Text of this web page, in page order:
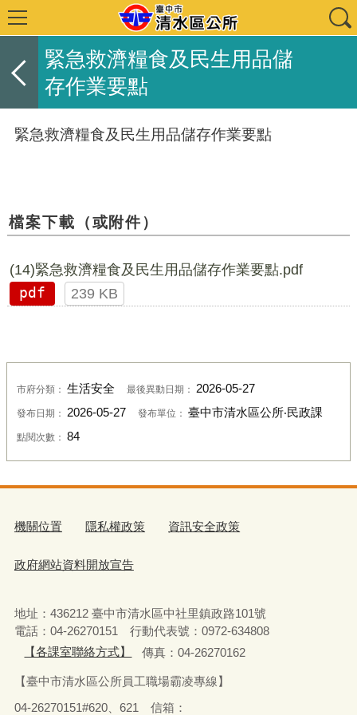
緊急救濟糧食及民生用品儲
存作業要點
緊急救濟糧食及民生用品儲存作業要點
檔案下載（或附件）
(14)緊急救濟糧食及民生用品儲存作業要點.pdf
pdf
239 KB
市府分類： 生活安全 最後異動日期： 2026-05-27
發布日期： 2026-05-27 發布單位： 臺中市清水區公所‧民政課
點閱次數： 84
機關位置 隱私權政策 資訊安全政策
政府網站資料開放宣告
地址：436212 臺中市清水區中社里鎮政路101號
電話：04-26270151 行動代表號：0972-634808
【各課室聯絡方式】
傳真：04-26270162
【臺中市清水區公所員工職場霸凌專線】
04-26270151#620、621 信箱：